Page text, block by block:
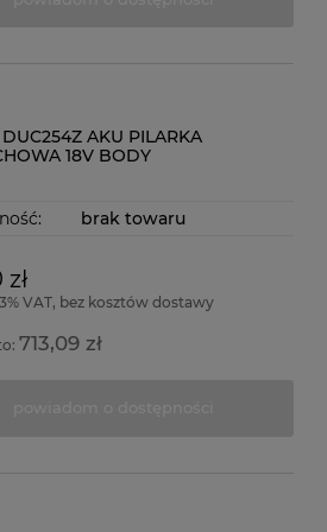
AKU PILARKA
18V BODY
brak towaru
VAT, bez kosztów dostawy
713,09 zł